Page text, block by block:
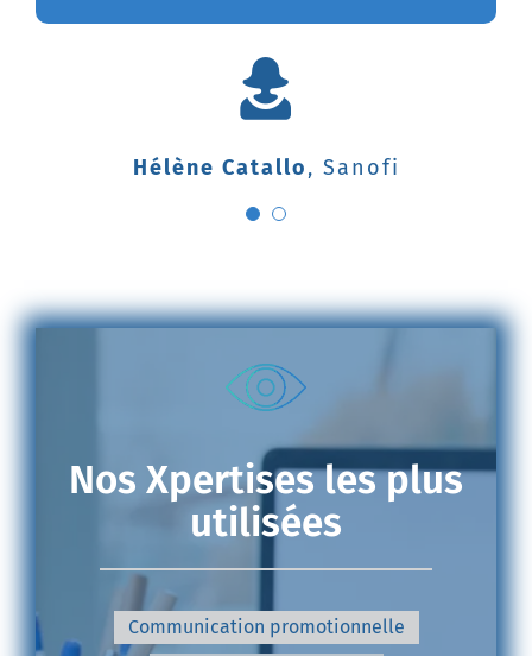
Hélène Catallo, Sanofi
Isabelle Buckle Directrice des
Applications de la Recherche et des
relations industrielles, Institut
Pasteur
Nos Xpertises les plus
utilisées
Communication promotionnelle